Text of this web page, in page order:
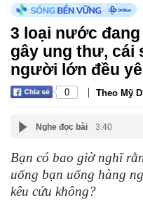
3 loại nước đang
gây ung thư, cái
người lớn đều
0 | Theo Mỹ
Nghe đọc bài 3:40
Bạn có bao giờ nghĩ
uống bạn uống hàng
kêu cứu không?